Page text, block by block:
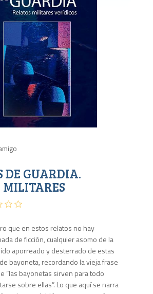
DE GUARDIA.
MILITARES
que en estos relatos no hay
de ficción, cualquier asomo de la
aporreado y desterrado de estas
bayoneta, recordando la vieja frase
“las bayonetas sirven para todo
sobre ellas”. Lo que aquí se narra